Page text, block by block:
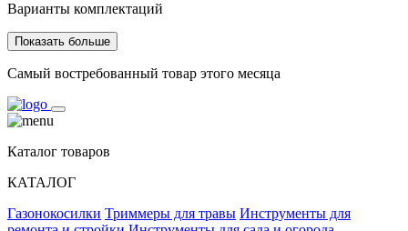
Варианты комплектаций
Показать больше
Самый востребованный товар этого месяца
Каталог товаров
КАТАЛОГ
Газонокосилки Триммеры для травы Инструменты для